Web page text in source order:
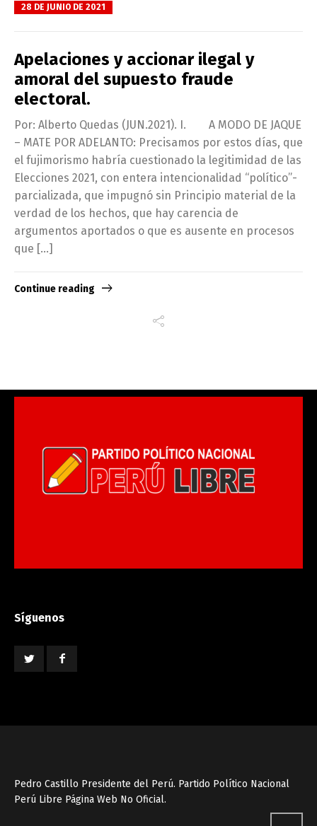
28 DE JUNIO DE 2021
Apelaciones y accionar ilegal y
amoral del supuesto fraude
electoral.
Por: Alberto Quedas (JUN.2021). I. A MODO DE JAQUE
– MATE POR ADELANTO: Precisamos por estos días, que
el fujimorismo habría cuestionado la legitimidad de las
Elecciones 2021, con entera intencionalidad “político”-
parcializada, que impugnó sin Principio material de la
verdad de los hechos, que hay carencia de
argumentos aportados o que es ausente en procesos
que […]
Continue reading
Síguenos
Pedro Castillo Presidente del Perú. Partido Político Nacional
Perú Libre Página Web No Oficial.